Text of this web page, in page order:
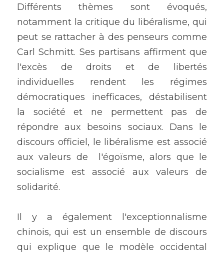
Différents thèmes sont évoqués,
notamment la critique du libéralisme, qui
peut se rattacher à des penseurs comme
Carl Schmitt. Ses partisans affirment que
l'excès de droits et de libertés
individuelles rendent les régimes
démocratiques inefficaces, déstabilisent
la société et ne permettent pas de
répondre aux besoins sociaux. Dans le
discours officiel, le libéralisme est associé
aux valeurs de  l'égoïsme, alors que le
socialisme est associé aux valeurs de
solidarité.
Il y a également l'exceptionnalisme
chinois, qui est un ensemble de discours
qui explique que le modèle occidental